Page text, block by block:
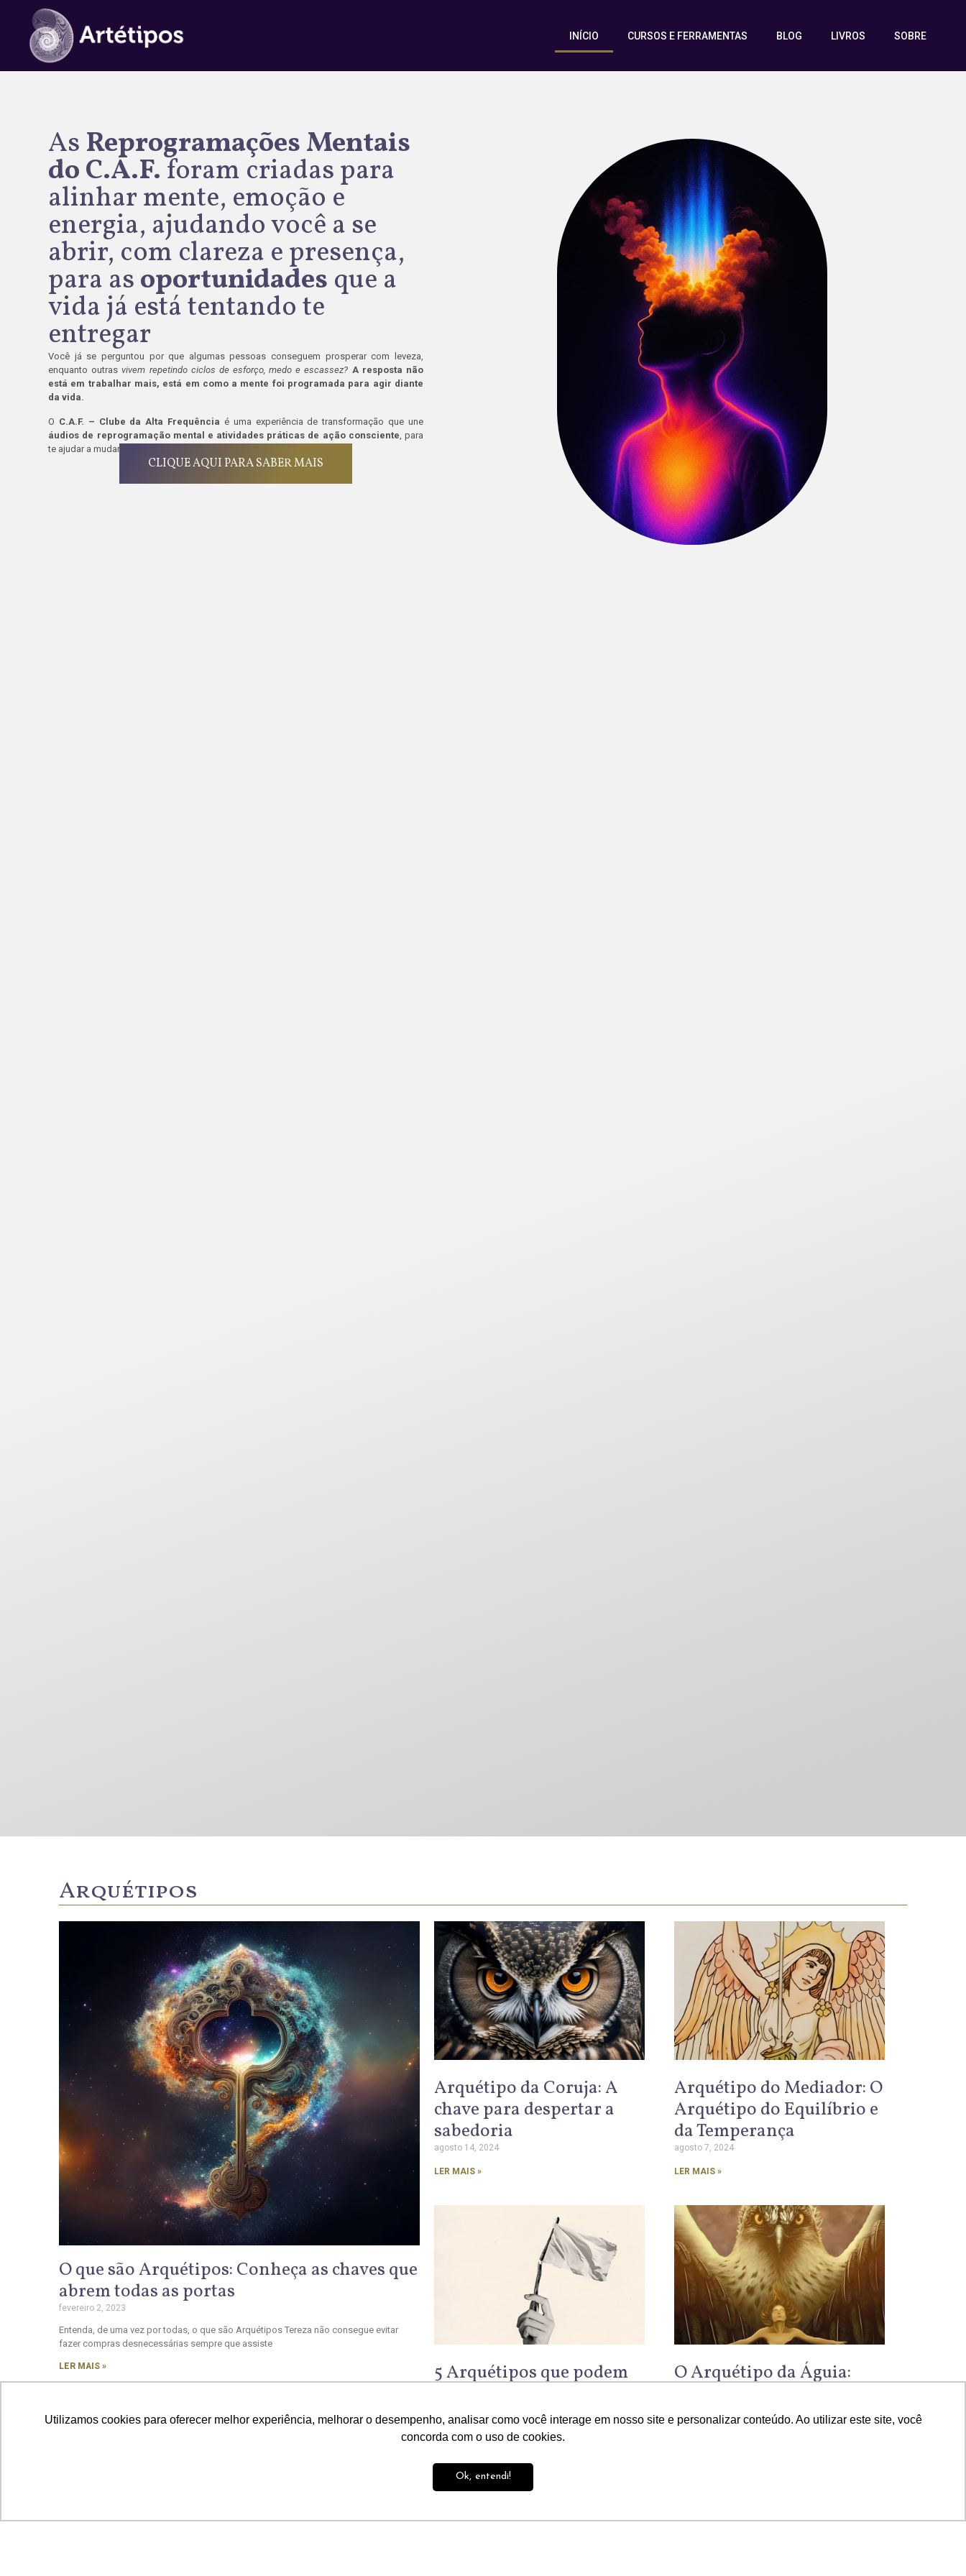
Utilizamos cookies para oferecer melhor experiência, melhorar o desempenho, analisar como você interage em nosso site e personalizar conteúdo. Ao utilizar este site, você
concorda com o uso de cookies.
Ok, entendi!
INÍCIO CURSOS E FERRAMENTAS BLOG LIVROS SOBRE
As Reprogramações Mentais
do C.A.F. foram criadas para
alinhar mente, emoção e
energia, ajudando você a se
abrir, com clareza e presença,
para asoportunidades que a
vida já está tentando te
entregar
Você já se perguntou por que algumas pessoas conseguem prosperar com leveza,
enquanto outrasvivem repetindo ciclos de esforço, medo e escassez? A resposta não
está em trabalhar mais, está em como a mente foi programada para agir diante
da vida.
O C.A.F. – Clube da Alta Frequência é uma experiência de transformação que une
áudios de reprogramação mental e atividades práticas de ação consciente , para
te ajudar a mudar a forma como pensa, sente e se movimenta no mundo.
CLIQUE AQUI PARA SABER MAIS
Arquétipos
O que são Arquétipos: Conheça as chaves que
abrem todas as portas
fevereiro 2, 2023
Entenda, de uma vez por todas, o que são Arquétipos Tereza não consegue evitar
fazer compras desnecessárias sempre que assiste
LER MAIS »
Arquétipo da Coruja: A
chave para despertar a
sabedoria
agosto 14, 2024
LER MAIS »
Arquétipo do Mediador: O
Arquétipo do Equilíbrio e
da Temperança
agosto 7, 2024
LER MAIS »
5 Arquétipos que podem
paz interior
julho 26, 2024
O Arquétipo da Águia:
Sucesso
Posts recentes Categorias